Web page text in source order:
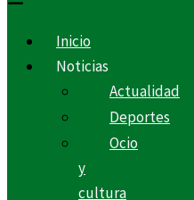
Inicio
Noticias
Actualidad
Deportes
Ocio
y
cultura